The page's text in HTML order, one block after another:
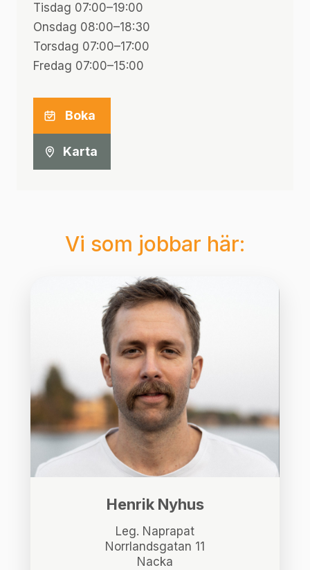
Tisdag 07:00–19:00
Onsdag 08:00–18:30
Torsdag 07:00–17:00
Fredag 07:00–15:00
Boka
Karta
Vi som jobbar här:
Henrik Nyhus
Leg. Naprapat
Norrlandsgatan 11
Nacka